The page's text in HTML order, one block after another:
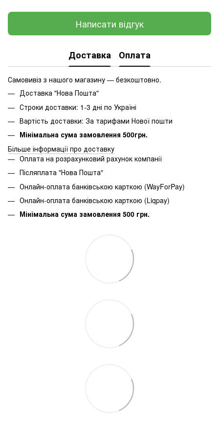
Написати відгук
Доставка Оплата
Самовивіз з нашого магазину — безкоштовно.
Доставка "Нова Пошта"
Строки доставки: 1-3 дні по Україні
Вартість доставки: За тарифами Нової пошти
Мінімальна сума замовлення 500грн.
Більше інформації про доставку
Оплата на розрахунковий рахунок компанії
Післяплата "Нова Пошта"
Онлайн-оплата банківською карткою (WayForPay)
Онлайн-оплата банківською карткою (Liqpay)
Мінімальна сума замовлення 500 грн.